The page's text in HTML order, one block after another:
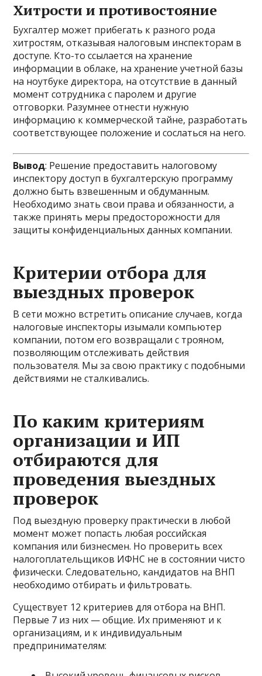
Хитрости и противостояние
Бухгалтер может прибегать к разного рода
хитростям, отказывая налоговым инспекторам в
доступе. Кто-то ссылается на хранение
информации в облаке, на хранение учетной базы
на ноутбуке директора, на отсутствие в данный
момент сотрудника с паролем и другие
отговорки. Разумнее отнести нужную
информацию к коммерческой тайне, разработать
соответствующее положение и сослаться на него.
Вывод: Решение предоставить налоговому
инспектору доступ в бухгалтерскую программу
должно быть взвешенным и обдуманным.
Необходимо знать свои права и обязанности, а
также принять меры предосторожности для
защиты конфиденциальных данных компании.
Критерии отбора для
выездных проверок
В сети можно встретить описание случаев, когда
налоговые инспекторы изымали компьютер
компании, потом его возвращали с трояном,
позволяющим отслеживать действия
пользователя. Мы за свою практику с подобными
действиями не сталкивались.
По каким критериям
организации и ИП
отбираются для
проведения выездных
проверок
Под выездную проверку практически в любой
момент может попасть любая российская
компания или бизнесмен. Но проверить всех
налогоплательщиков ИФНС не в состоянии чисто
физически. Следовательно, кандидатов на ВНП
необходимо отбирать и фильтровать.
Существует 12 критериев для отбора на ВНП.
Первые 7 из них — общие. Их применяют и к
организациям, и к индивидуальным
предпринимателям: